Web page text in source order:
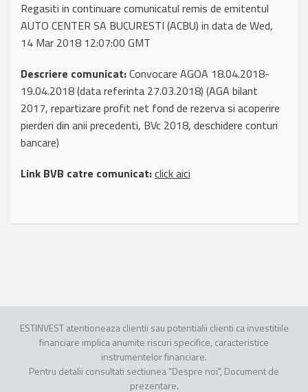
Regasiti in continuare comunicatul remis de emitentul
AUTO CENTER SA BUCURESTI (ACBU) in data de Wed,
14 Mar 2018 12:07:00 GMT
Descriere comunicat:Convocare AGOA 18.04.2018-
19.04.2018 (data referinta 27.03.2018) (AGA bilant
2017, repartizare profit net fond de rezerva si acoperire
pierderi din anii precedenti, BVc 2018, deschidere conturi
bancare)
Link BVB catre comunicat:click aici
ESTINVEST atentioneaza clientii sau potentialii clienti ca investitiile
financiare implica anumite riscuri specifice, caracteristice
instrumentelor financiare.
Pentru detalii consultati sectiunea "Despre noi", Document de
prezentare.